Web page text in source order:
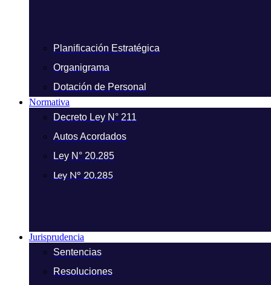
Planificación Estratégica
Organigrama
Dotación de Personal
Normativa
Decreto Ley N° 211
Autos Acordados
Ley N° 20.285
Ley N° 20.285
Jurisprudencia
Sentencias
Resoluciones